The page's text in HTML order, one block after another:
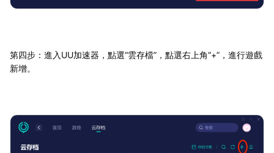
第四步：進入UU加速器，點選“雲存檔”，點選右上角“+”，進行遊戲
新增。